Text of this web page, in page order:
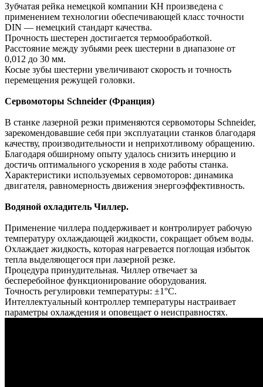
Зубчатая рейка немецкой компании КН произведена с
применением технологии обеспечивающей класс точности
DIN — немецкий стандарт качества.
Прочность шестерен достигается термообработкой.
Расстояние между зубьями реек шестерни в диапазоне от
0,012 до 30 мм.
Косые зубы шестерни увеличивают скорость и точность
перемещения режущей головки.
Сервомоторы Schneider (Франция)
В станке лазерной резки применяются сервомоторы Schneider,
зарекомендовавшие себя при эксплуатации станков благодаря
качеству, производительности и неприхотливому обращению.
Благодаря обширному опыту удалось снизить инерцию и
достичь оптимального ускорения в ходе работы станка.
Характеристики используемых сервомоторов: динамика
двигателя, равномерность движения энергоэффективность.
Водяной охладитель Чиллер.
Применение чиллера поддерживает и контролирует рабочую
температуру охлаждающей жидкости, сокращает объем воды.
Охлаждает жидкость, которая нагревается поглощая избыток
тепла выделяющегося при лазерной резке.
Процедура принудительная. Чиллер отвечает за
бесперебойное функционирование оборудования.
Точность регулировки температуры: ±1°С.
Интеллектуальный контроллер температуры настраивает
параметры охлаждения и оповещает о неисправностях.